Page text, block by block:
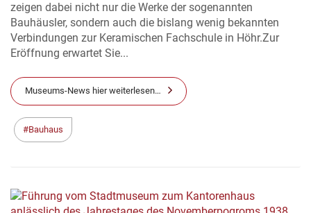
zeigen dabei nicht nur die Werke der sogenannten
Bauhäusler, sondern auch die bislang wenig bekannten
Verbindungen zur Keramischen Fachschule in Höhr.Zur
Eröffnung erwartet Sie...
Museums-News hier weiterlesen…
Bauhaus